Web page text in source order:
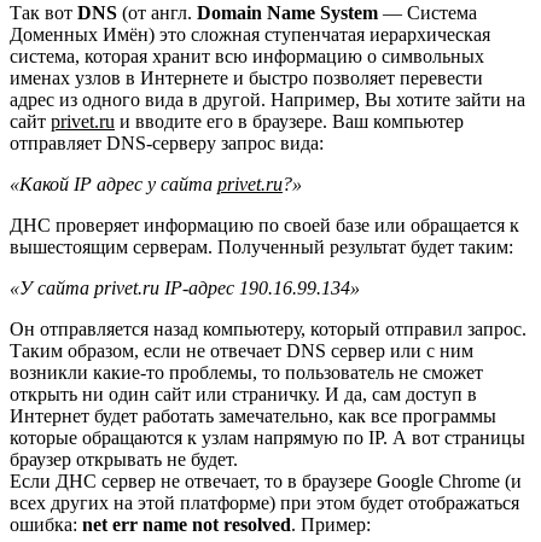
Так вот DNS (от англ. Domain Name System — Система
Доменных Имён) это сложная ступенчатая иерархическая
система, которая хранит всю информацию о символьных
именах узлов в Интернете и быстро позволяет перевести
адрес из одного вида в другой. Например, Вы хотите зайти на
сайт privet.ru и вводите его в браузере. Ваш компьютер
отправляет DNS-серверу запрос вида:
«Какой IP адрес у сайта privet.ru?»
ДНС проверяет информацию по своей базе или обращается к
вышестоящим серверам. Полученный результат будет таким:
«У сайта privet.ru IP-адрес 190.16.99.134»
Он отправляется назад компьютеру, который отправил запрос.
Таким образом, если не отвечает DNS сервер или с ним
возникли какие-то проблемы, то пользователь не сможет
открыть ни один сайт или страничку. И да, сам доступ в
Интернет будет работать замечательно, как все программы
которые обращаются к узлам напрямую по IP. А вот страницы
браузер открывать не будет.
Если ДНС сервер не отвечает, то в браузере Google Chrome (и
всех других на этой платформе) при этом будет отображаться
ошибка: net err name not resolved. Пример: